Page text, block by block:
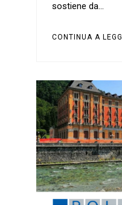
sostiene da…
CONTINUA A